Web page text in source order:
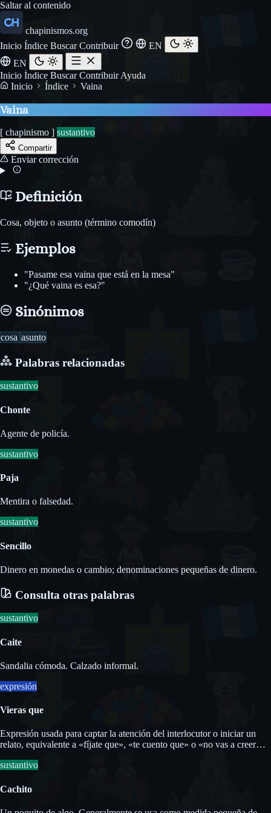
Saltar al contenido
chapinismos.org
Inicio Índice BuscarContribuir
EN
EN
Inicio Índice BuscarContribuirAyuda
Inicio
Índice Vaina
Vaina
[ chapinismo ] sustantivo
Compartir
Enviar corrección
Definición
Cosa, objeto o asunto (término comodín)
Ejemplos
"Pasame esa vaina que está en la mesa"
"¿Qué vaina es esa?"
Sinónimos
cosa asunto
Palabras relacionadas
sustantivo
Chonte
Agente de policía.
sustantivo
Paja
Mentira o falsedad.
sustantivo
Sencillo
Dinero en monedas o cambio; denominaciones pequeñas de dinero.
Consulta otras palabras
sustantivo
Caite
Sandalia cómoda. Calzado informal.
expresión
Vieras que
Expresión usada para captar la atención del interlocutor o iniciar un
relato, equivalente a «fíjate que», «te cuento que» o «no vas a creer
sustantivo
Cachito